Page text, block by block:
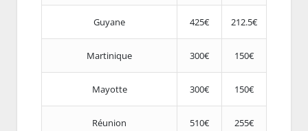
Guyane 425€ 212.5€
Martinique 300€ 150€
Mayotte 300€ 150€
Réunion 510€ 255€